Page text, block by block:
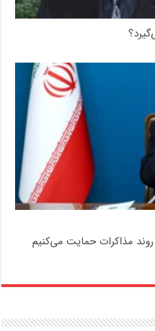
مذاکرات حمایت می‌کنیم